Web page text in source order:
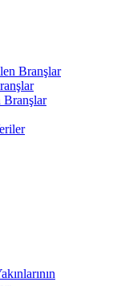
Branşlar
Branşlar